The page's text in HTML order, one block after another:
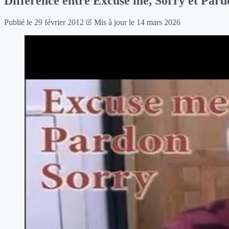
Publié le 29 février 2012 Mis à jour le 14 mars 2026